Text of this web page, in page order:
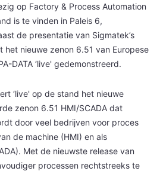
op Factory & Process Automation
is te vinden in Paleis 6,
de presentatie van Sigmatek’s
het nieuwe zenon 6.51 van Europese
DATA ‘live' gedemonstreerd.
‘live' op de stand het nieuwe
zenon 6.51 HMI/SCADA dat
door veel bedrijven voor proces
de machine (HMI) en als
Met de nieuwste release van
processen rechtstreeks te